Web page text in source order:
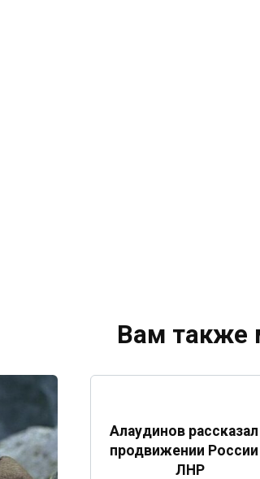
Вам также
Алаудинов
продвижении России
ЛНР